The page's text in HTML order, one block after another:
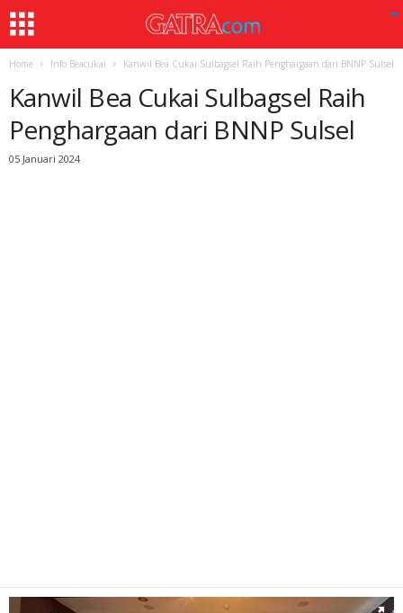
Home Info Beacukai Kanwil Bea Cukai Sulbagsel Raih Penghargaan dari BNNP Sulsel
Kanwil Bea Cukai Sulbagsel Raih
Penghargaan dari BNNP Sulsel
05 Januari 2024